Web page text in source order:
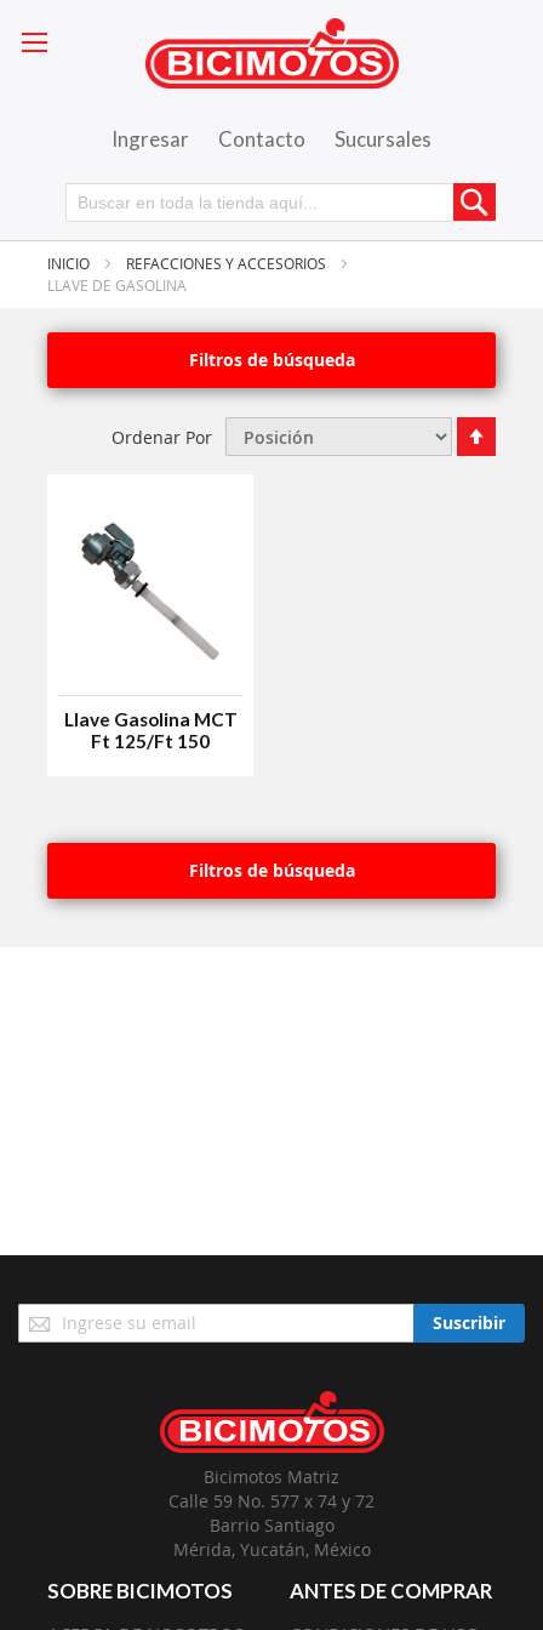
Ingresar Contacto Sucursales
INICIO
REFACCIONES Y ACCESORIOS
LLAVE DE GASOLINA
Filtros de búsqueda
Ordenar Por
Órden
Llave Gasolina MCT
Ft 125/Ft 150
Filtros de búsqueda
Suscríbase
a
Suscribir
Bicimotos Matriz
Calle 59 No. 577 x 74 y 72
Barrio Santiago
Mérida, Yucatán, México
SOBRE BICIMOTOS ANTES DE COMPRAR